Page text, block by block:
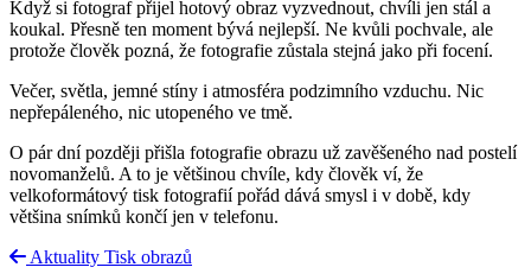
Když si fotograf přijel hotový obraz vyzvednout, chvíli jen stál a
koukal. Přesně ten moment bývá nejlepší. Ne kvůli pochvale, ale
protože člověk pozná, že fotografie zůstala stejná jako při focení.
Večer, světla, jemné stíny i atmosféra podzimního vzduchu. Nic
nepřepáleného, nic utopeného ve tmě.
O pár dní později přišla fotografie obrazu už zavěšeného nad postelí
novomanželů. A to je většinou chvíle, kdy člověk ví, že
velkoformátový tisk fotografií pořád dává smysl i v době, kdy
většina snímků končí jen v telefonu.
Aktuality Tisk obrazů